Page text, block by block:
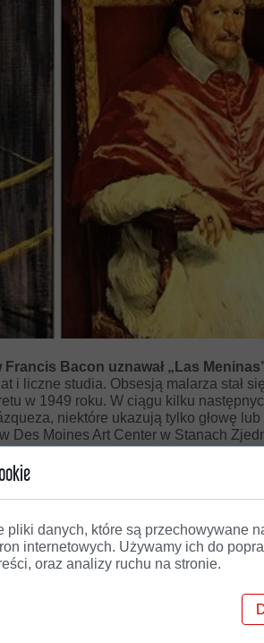
Bacon uznawał „Las
liczne studia. Obsesją malarza stał
w 1949 roku. W ciągu kilku
niektóre ukazują tylko głowę
Des Moines Art Center w Stanach
wzrokiem na widza, jak u
to wydaje się nieco zagubiony.
tego, że cierpi. Przerażający krzyk to
wówczas postaci, a wśród
Za tym ujęciem ludzkiej twarzy stoi
„Pancernik Patiomkin” z 1925
pliki danych, które są przechowywane
internetowych. Używamy ich do
oraz analizy ruchu na stronie.